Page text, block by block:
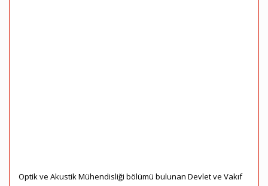
Optik ve Akustik Mühendisliği bölümü bulunan Devlet ve Vakıf